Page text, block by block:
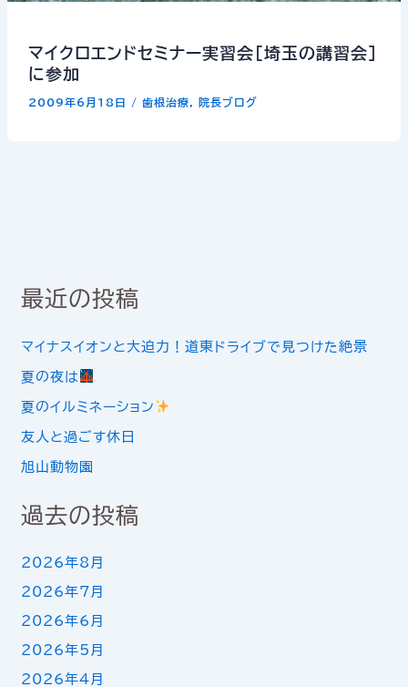
マイクロエンドセミナー実習会[埼玉の講習会]
に参加
2009年6月18日 / 歯根治療 院長ブログ
最近の投稿
マイナスイオンと大迫力！道東ドライブで見つけた絶景
夏の夜は
夏のイルミネーション
友人と過ごす休日
旭山動物園
過去の投稿
2026年8月
2026年7月
2026年6月
2026年5月
2026年4月